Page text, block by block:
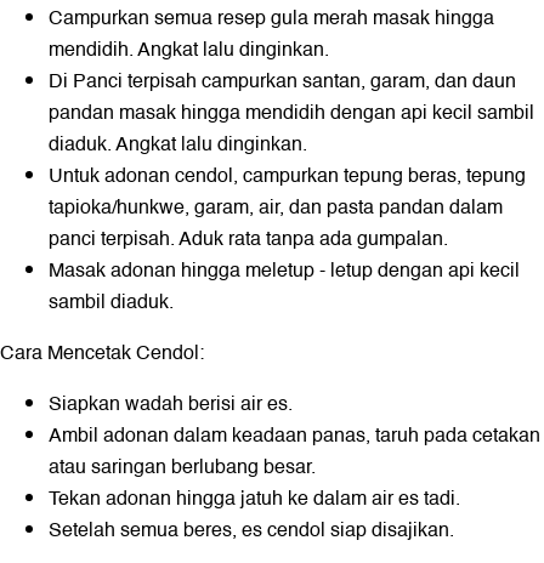
Campurkan semua resep gula merah masak hingga
mendidih. Angkat lalu dinginkan.
Di Panci terpisah campurkan santan, garam, dan daun
pandan masak hingga mendidih dengan api kecil sambil
diaduk. Angkat lalu dinginkan.
Untuk adonan cendol, campurkan tepung beras, tepung
tapioka/hunkwe, garam, air, dan pasta pandan dalam
panci terpisah. Aduk rata tanpa ada gumpalan.
Masak adonan hingga meletup - letup dengan api kecil
sambil diaduk.
Cara Mencetak Cendol:
Siapkan wadah berisi air es.
Ambil adonan dalam keadaan panas, taruh pada cetakan
atau saringan berlubang besar.
Tekan adonan hingga jatuh ke dalam air es tadi.
Setelah semua beres, es cendol siap disajikan.